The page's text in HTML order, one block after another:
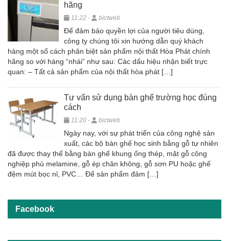
hãng
11:22 - bictweb
Để đảm bảo quyền lợi của người tiêu dùng,
công ty chúng tôi xin hướng dẫn quý khách
hàng một số cách phân biệt sản phẩm nội thất Hòa Phát chính
hãng so với hàng “nhái” như sau: Các dấu hiệu nhận biết trực
quan: – Tất cả sản phẩm của nội thất hòa phát […]
Tư vấn sử dụng bàn ghế trường học đúng
cách
11:20 - bictweb
Ngày nay, với sự phát triển của công nghệ sản
xuất, các bộ bàn ghế học sinh bằng gỗ tự nhiên
đã được thay thế bằng bàn ghế khung ống thép, mặt gỗ công
nghiệp phủ melamine, gỗ ép chân không, gỗ sơn PU hoặc ghế
đệm mút bọc nỉ, PVC… Để sản phẩm đảm […]
Facebook